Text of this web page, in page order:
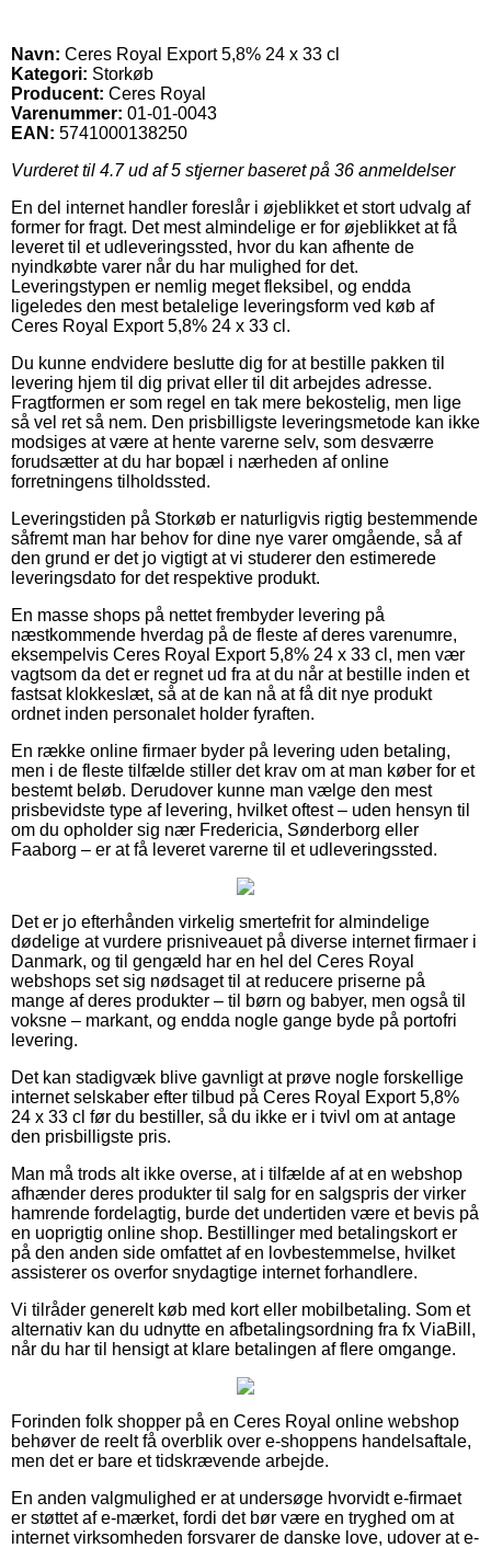
Navn: Ceres Royal Export 5,8% 24 x 33 cl
Kategori: Storkøb
Producent: Ceres Royal
Varenummer: 01-01-0043
EAN: 5741000138250
Vurderet til 4.7ud af 5 stjerner baseret på 36 anmeldelser
En del internet handler foreslår i øjeblikket et stort udvalg af
former for fragt. Det mest almindelige er for øjeblikket at få
leveret til et udleveringssted, hvor du kan afhente de
nyindkøbte varer når du har mulighed for det.
Leveringstypen er nemlig meget fleksibel, og endda
ligeledes den mest betalelige leveringsform ved køb af
Ceres Royal Export 5,8% 24 x 33 cl.
Du kunne endvidere beslutte dig for at bestille pakken til
levering hjem til dig privat eller til dit arbejdes adresse.
Fragtformen er som regel en tak mere bekostelig, men lige
så vel ret så nem. Den prisbilligste leveringsmetode kan ikke
modsiges at være at hente varerne selv, som desværre
forudsætter at du har bopæl i nærheden af online
forretningens tilholdssted.
Leveringstiden på Storkøb er naturligvis rigtig bestemmende
såfremt man har behov for dine nye varer omgående, så af
den grund er det jo vigtigt at vi studerer den estimerede
leveringsdato for det respektive produkt.
En masse shops på nettet frembyder levering på
næstkommende hverdag på de fleste af deres varenumre,
eksempelvis Ceres Royal Export 5,8% 24 x 33 cl, men vær
vagtsom da det er regnet ud fra at du når at bestille inden et
fastsat klokkeslæt, så at de kan nå at få dit nye produkt
ordnet inden personalet holder fyraften.
En række online firmaer byder på levering uden betaling,
men i de fleste tilfælde stiller det krav om at man køber for et
bestemt beløb. Derudover kunne man vælge den mest
prisbevidste type af levering, hvilket oftest – uden hensyn til
om du opholder sig nær Fredericia, Sønderborg eller
Faaborg – er at få leveret varerne til et udleveringssted.
Det er jo efterhånden virkelig smertefrit for almindelige
dødelige at vurdere prisniveauet på diverse internet firmaer i
Danmark, og til gengæld har en hel del Ceres Royal
webshops set sig nødsaget til at reducere priserne på
mange af deres produkter – til børn og babyer, men også til
voksne – markant, og endda nogle gange byde på portofri
levering.
Det kan stadigvæk blive gavnligt at prøve nogle forskellige
internet selskaber efter tilbud på Ceres Royal Export 5,8%
24 x 33 cl før du bestiller, så du ikke er i tvivl om at antage
den prisbilligste pris.
Man må trods alt ikke overse, at i tilfælde af at en webshop
afhænder deres produkter til salg for en salgspris der virker
hamrende fordelagtig, burde det undertiden være et bevis på
en uoprigtig online shop. Bestillinger med betalingskort er
på den anden side omfattet af en lovbestemmelse, hvilket
assisterer os overfor snydagtige internet forhandlere.
Vi tilråder generelt køb med kort eller mobilbetaling. Som et
alternativ kan du udnytte en afbetalingsordning fra fx ViaBill,
når du har til hensigt at klare betalingen af flere omgange.
Forinden folk shopper på en Ceres Royal online webshop
behøver de reelt få overblik over e-shoppens handelsaftale,
men det er bare et tidskrævende arbejde.
En anden valgmulighed er at undersøge hvorvidt e-firmaet
er støttet af e-mærket, fordi det bør være en tryghed om at
internet virksomheden forsvarer de danske love, udover at e-